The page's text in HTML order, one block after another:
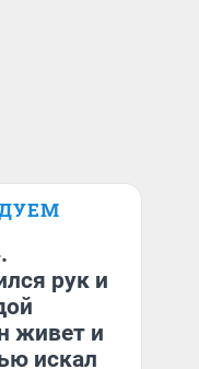
рук и
живет и
искал